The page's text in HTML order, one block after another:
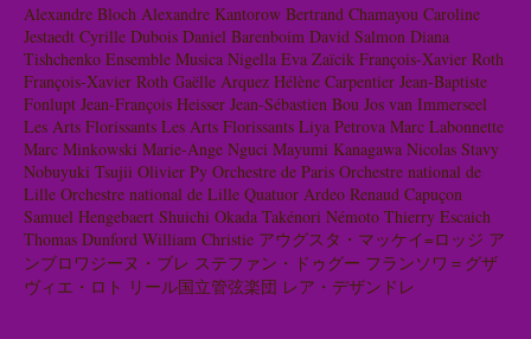
Alexandre Bloch Alexandre Kantorow Bertrand Chamayou Caroline
Jestaedt Cyrille Dubois Daniel Barenboim David Salmon Diana
Tishchenko Ensemble Musica Nigella Eva Zaïcik François-Xavier Roth
François-Xavier Roth Gaëlle Arquez Hélène Carpentier Jean-Baptiste
Fonlupt Jean-François Heisser Jean-Sébastien Bou Jos van Immerseel
Les Arts Florissants Les Arts Florissants Liya Petrova Marc Labonnette
Marc Minkowski Marie-Ange Nguci Mayumi Kanagawa Nicolas Stavy
Nobuyuki Tsujii Olivier Py Orchestre de Paris Orchestre national de
Lille Orchestre national de Lille Quatuor Ardeo Renaud Capuçon
Samuel Hengebaert Shuichi Okada Takénori Némoto Thierry Escaich
Thomas Dunford William Christie アウグスタ・マッケイ=ロッジ ア
ンブロワジーヌ・ブレ ステファン・ドゥグー フランソワ＝グザ
ヴィエ・ロト リール国立管弦楽団 レア・デザンドレ